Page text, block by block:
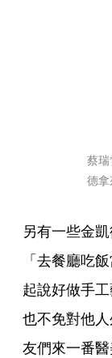
蔡
德拿
另有一些金
「去餐廳吃
起說好做手
也不免對他
友們來一番